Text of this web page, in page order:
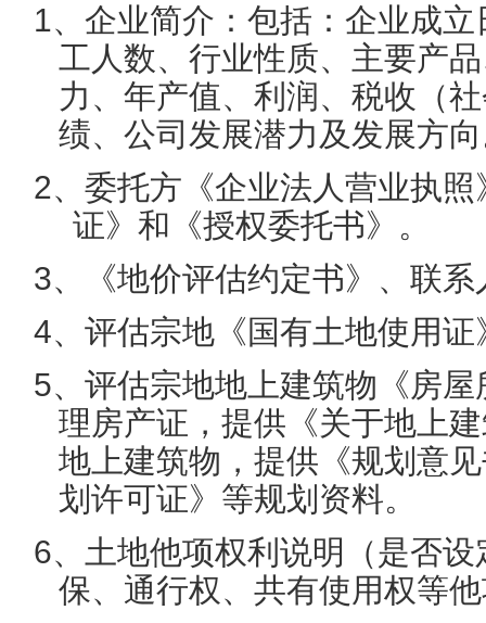
1、企业简介：包括：企业成
工人数、行业性质、主要产
力、年产值、利润、税收（
绩、公司发展潜力及发展方
2、委托方《企业法人营业执
证》和《授权委托书》。
3、《地价评估约定书》、联
4、评估宗地《国有土地使用证
5、评估宗地地上建筑物《房
理房产证，提供《关于地上
地上建筑物，提供《规划意
划许可证》等规划资料。
6、土地他项权利说明（是否
保、通行权、共有使用权等